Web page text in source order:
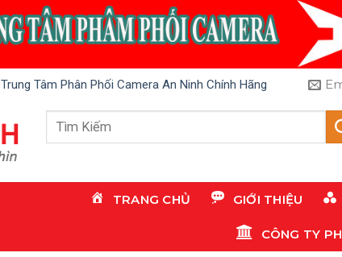
Trung Tâm Phân Phối Camera An Ninh Chính Hãng
Tìm
TRANG CHỦ GIỚI THIỆU
CÔNG TY